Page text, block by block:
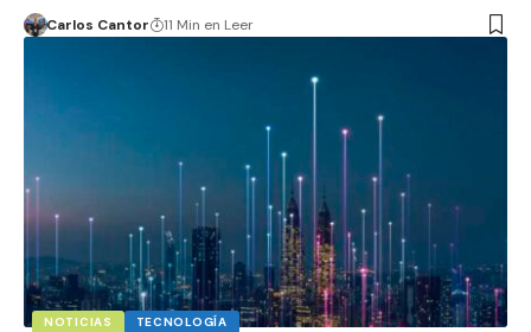
Carlos Cantor 11 Min en Leer
NOTICIAS TECNOLOGÍA